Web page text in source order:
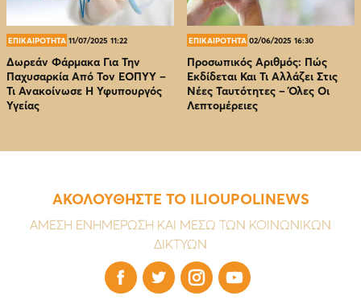
ΕΠΙΚΑΙΡΟΤΗΤΑ 11/07/2025 11:22
Δωρεάν Φάρμακα Για Την
Παχυσαρκία Από Τον EOΠΥΥ –
Τι Ανακοίνωσε Η Υφυπουργός
Υγείας
ΕΠΙΚΑΙΡΟΤΗΤΑ 02/06/2025 16:30
Προσωπικός Αριθμός: Πώς
Εκδίδεται Και Τι Αλλάζει Στις
Νέες Ταυτότητες – Όλες Οι
Λεπτομέρειες
ΑΚΟΛΟΥΘΗΣΤΕ ΤΟ ILIOUPOLINEWS
ΑΜΕΣΗ ΕΝΗΜΕΡΩΣΗ ΚΑΙ ΜΕΣΩ ΤΩΝ ΚΟΙΝΩΝΙΚΩΝ
ΔΙΚΤΥΩΝ
   